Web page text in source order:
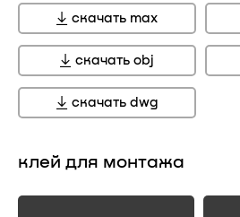
скачать max
скачать obj
скачать dwg
клей для монтажа